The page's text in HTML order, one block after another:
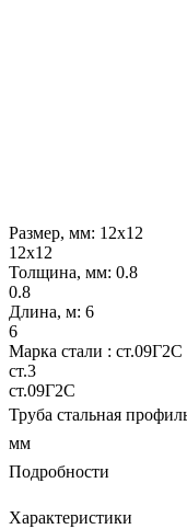
Размер, мм: 12х12
12х12
Толщина, мм: 0.8
0.8
Длина, м: 6
6
Марка стали : ст.09Г2С
ст.3
ст.09Г2С
Труба стальная
мм
Подробности
Характеристики